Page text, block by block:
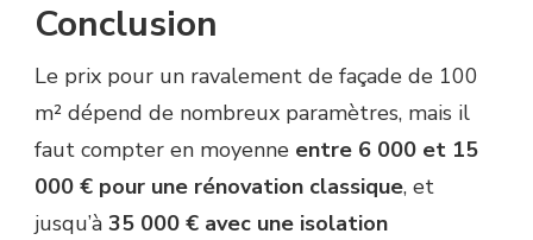
Conclusion
Le prix pour un ravalement de façade de 100
m² dépend de nombreux paramètres, mais il
faut compter en moyenne entre 6 000 et 15
000 € pour une rénovation classique, et
jusqu’à 35 000 € avec une isolation